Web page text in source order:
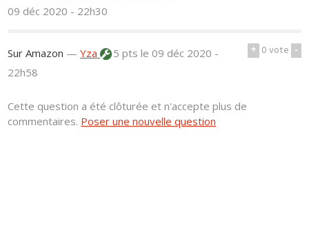
09 déc 2020 - 22h30
+ 0vote -
Sur Amazon —Yza 5 ptsle 09 déc 2020 -
22h58
Cette question a été clôturée et n'accepte plus de
commentaires. Poser une nouvelle question